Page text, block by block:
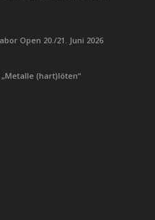
Open 20./21. Juni 2026
(hart)löten“